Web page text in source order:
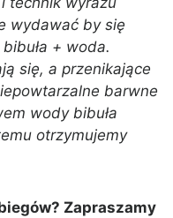
wydawać by się
+ woda.
się, a przenikające
barwne
wody bibuła
otrzymujemy
Zapraszamy